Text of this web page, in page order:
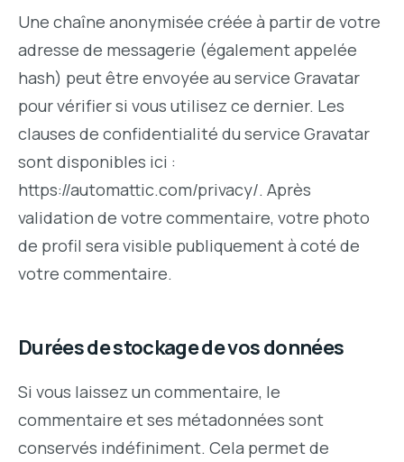
Une chaîne anonymisée créée à partir de votre
adresse de messagerie (également appelée
hash) peut être envoyée au service Gravatar
pour vérifier si vous utilisez ce dernier. Les
clauses de confidentialité du service Gravatar
sont disponibles ici :
https://automattic.com/privacy/. Après
validation de votre commentaire, votre photo
de profil sera visible publiquement à coté de
votre commentaire.
Durées de stockage de vos données
Si vous laissez un commentaire, le
commentaire et ses métadonnées sont
conservés indéfiniment. Cela permet de